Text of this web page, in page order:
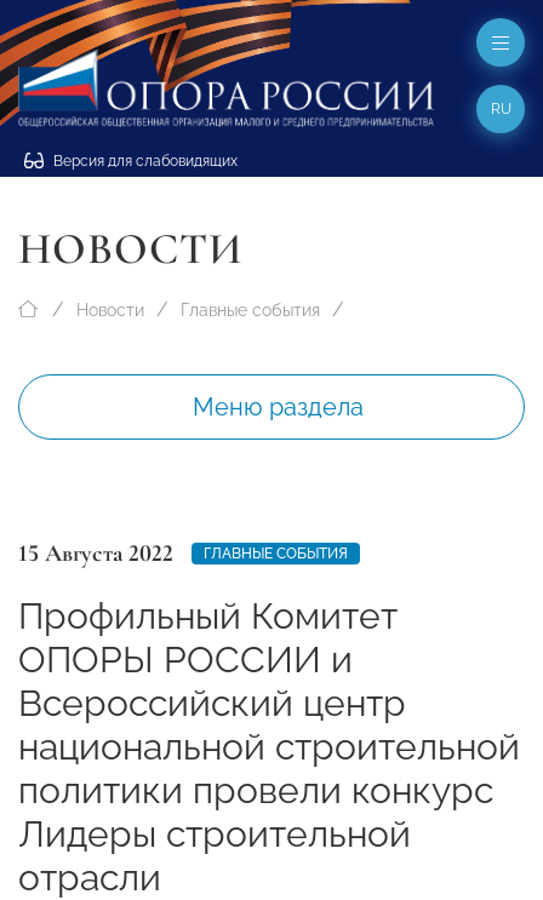
Версия для слабовидящих
RU
НОВОСТИ
Новости Главные события
Меню раздела
15 Августа 2022 ГЛАВНЫЕ СОБЫТИЯ
Профильный Комитет
ОПОРЫ РОССИИ и
Всероссийский центр
национальной строительной
политики провели конкурс
Лидеры строительной
отрасли